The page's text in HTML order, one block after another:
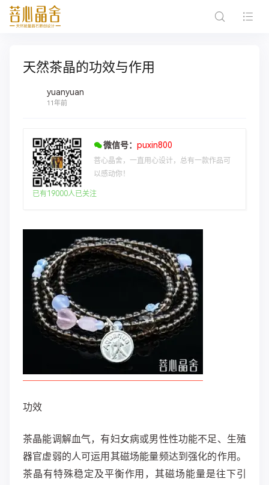
天然茶晶的功效与作用
yuanyuan
11年前
微信号： puxin800
菩心晶舍，一直用心设计，总有一款作品可
以感动你！
已有19000人已关注
功效
茶晶能调解血气，有妇女病或男性性功能不足、生殖
器官虚弱的人可运用其磁场能量频达到强化的作用。
茶晶有特殊稳定及平衡作用，其磁场能量是往下引